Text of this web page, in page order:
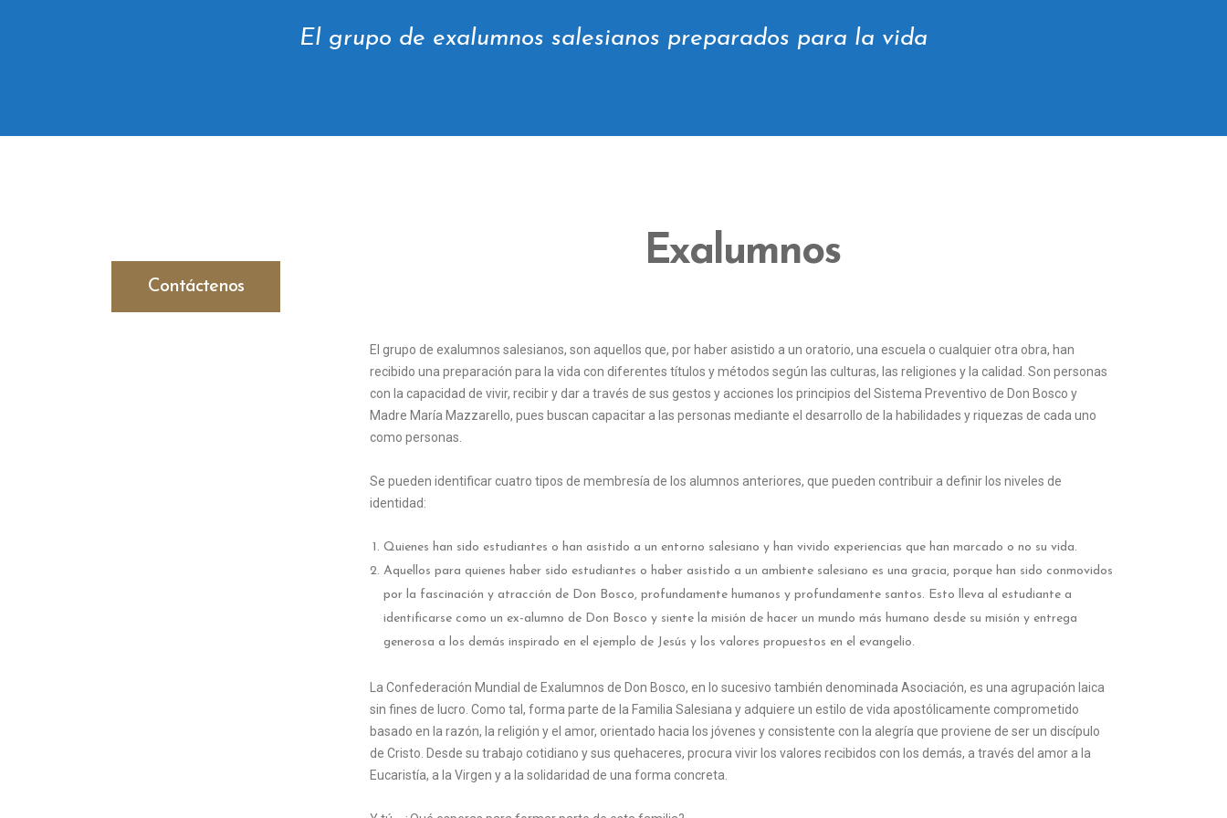
El grupo de exalumnos salesianos preparados para la vida
Contáctenos
Exalumnos
El grupo de exalumnos salesianos, son aquellos que, por haber asistido a un oratorio, una escuela o cualquier otra obra, han
recibido una preparación para la vida con diferentes títulos y métodos según las culturas, las religiones y la calidad. Son personas
con la capacidad de vivir, recibir y dar a través de sus gestos y acciones los principios del Sistema Preventivo de Don Bosco y
Madre María Mazzarello, pues buscan capacitar a las personas mediante el desarrollo de la habilidades y riquezas de cada uno
como personas.
Se pueden identificar cuatro tipos de membresía de los alumnos anteriores, que pueden contribuir a definir los niveles de
identidad:
Quienes han sido estudiantes o han asistido a un entorno salesiano y han vivido experiencias que han marcado o no su vida.
Aquellos para quienes haber sido estudiantes o haber asistido a un ambiente salesiano es una gracia, porque han sido conmovidos
por la fascinación y atracción de Don Bosco, profundamente humanos y profundamente santos. Esto lleva al estudiante a
identificarse como un ex-alumno de Don Bosco y siente la misión de hacer un mundo más humano desde su misión y entrega
generosa a los demás inspirado en el ejemplo de Jesús y los valores propuestos en el evangelio.
La Confederación Mundial de Exalumnos de Don Bosco, en lo sucesivo también denominada Asociación, es una agrupación laica
sin fines de lucro. Como tal, forma parte de la Familia Salesiana y adquiere un estilo de vida apostólicamente comprometido
basado en la razón, la religión y el amor, orientado hacia los jóvenes y consistente con la alegría que proviene de ser un discípulo
de Cristo. Desde su trabajo cotidiano y sus quehaceres, procura vivir los valores recibidos con los demás, a través del amor a la
Eucaristía, a la Virgen y a la solidaridad de una forma concreta.